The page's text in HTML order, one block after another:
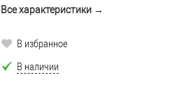
Все характеристики →
В избранное
В наличии